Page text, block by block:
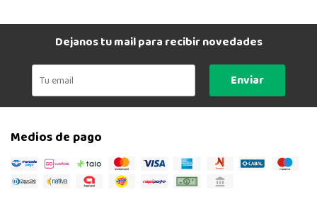
Dejanos tu mail para recibir novedades
Enviar
Medios de pago